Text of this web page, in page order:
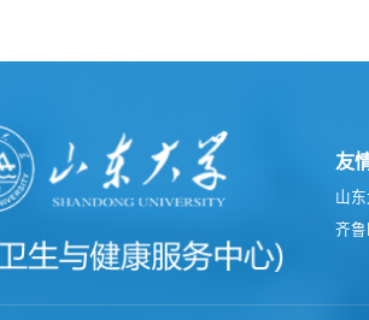
友
山
齐